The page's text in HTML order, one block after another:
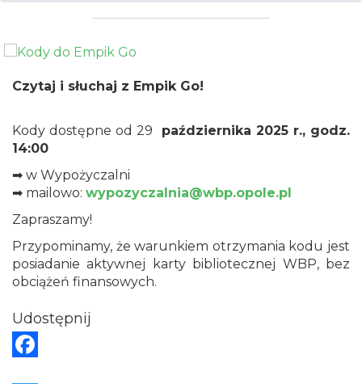
Czytaj i słuchaj z Empik Go!
Kody dostępne od 29
października 2025 r., godz.
14:00
➡ w Wypożyczalni
➡ mailowo: wypozyczalnia@wbp.opole.pl
Zapraszamy!
Przypominamy, że warunkiem otrzymania kodu jest
posiadanie aktywnej karty bibliotecznej WBP, bez
obciążeń finansowych.
Udostępnij